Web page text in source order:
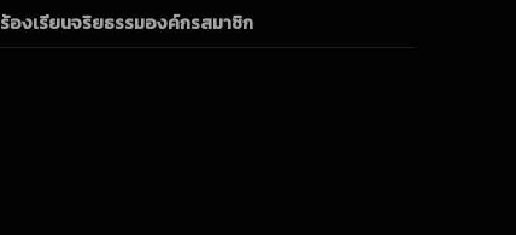
ร้องเรียนจริยธรรมองค์กรสมาชิก